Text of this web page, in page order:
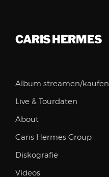
CARIS HERMES
Album streamen/kaufen
Live & Tourdaten
About
Caris Hermes Group
Diskografie
Videos